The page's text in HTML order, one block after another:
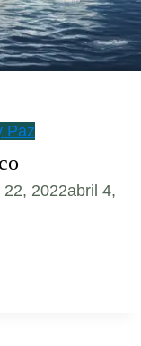
Paz
22, 2022abril 4,